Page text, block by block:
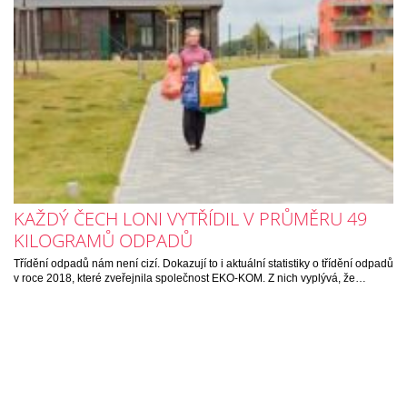
KAŽDÝ ČECH LONI VYTŘÍDIL V PRŮMĚRU 49
KILOGRAMŮ ODPADŮ
Třídění odpadů nám není cizí. Dokazují to i aktuální statistiky o třídění odpadů
v roce 2018, které zveřejnila společnost EKO-KOM. Z nich vyplývá, že…